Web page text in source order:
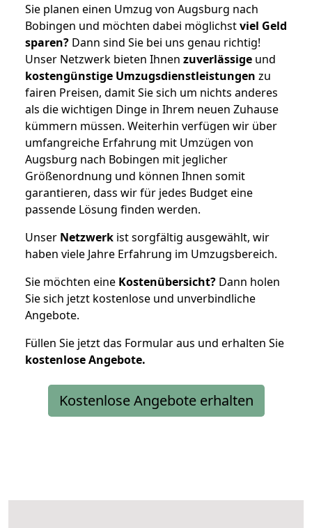
Sie planen einen Umzug von Augsburg nach
Bobingen und möchten dabei möglichstviel Geld
sparen? Dann sind Sie bei uns genau richtig!
Unser Netzwerk bieten Ihnen zuverlässige und
kostengünstige Umzugsdienstleistungen zu
fairen Preisen, damit Sie sich um nichts anderes
als die wichtigen Dinge in Ihrem neuen Zuhause
kümmern müssen. Weiterhin verfügen wir über
umfangreiche Erfahrung mit Umzügen von
Augsburg nach Bobingen mit jeglicher
Größenordnung und können Ihnen somit
garantieren, dass wir für jedes Budget eine
passende Lösung finden werden.
Unser Netzwerk ist sorgfältig ausgewählt, wir
haben viele Jahre Erfahrung im Umzugsbereich.
Sie möchten eine Kostenübersicht? Dann holen
Sie sich jetzt kostenlose und unverbindliche
Angebote.
Füllen Sie jetzt das Formular aus und erhalten Sie
kostenloseAngebote.
Kostenlose Angebote erhalten